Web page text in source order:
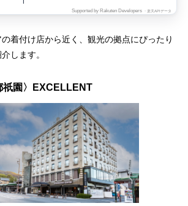
Supported by Rakuten Developers ・楽天APIデータ
着付け店から近く、観光の拠点にぴったり
します。
祇園〉EXCELLENT